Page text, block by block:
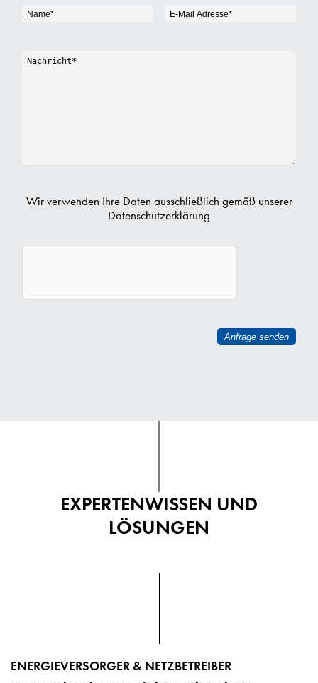
Wir verwenden Ihre Daten ausschließlich gemäß unserer
Datenschutzerklärung
EXPERTENWISSEN UND
LÖSUNGEN
ENERGIEVERSORGER & NETZBETREIBER